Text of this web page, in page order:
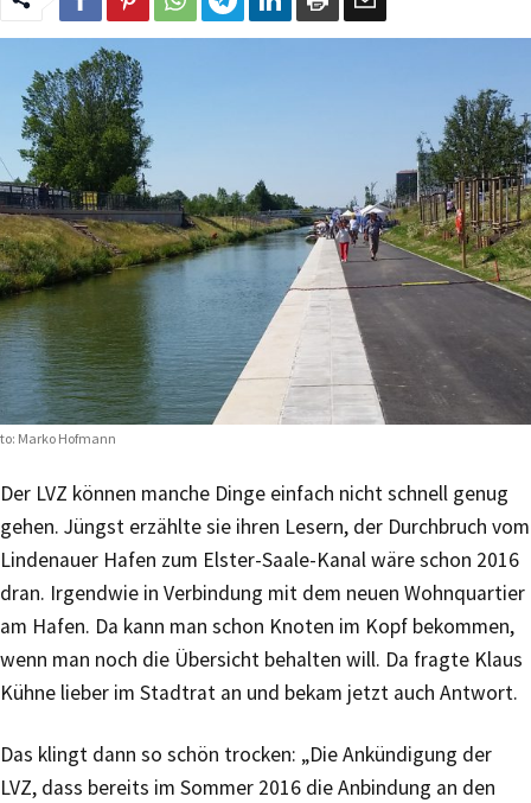
Marko Hofmann
Der LVZ können manche Dinge einfach nicht schnell genug
gehen. Jüngst erzählte sie ihren Lesern, der Durchbruch vom
Lindenauer Hafen zum Elster-Saale-Kanal wäre schon 2016
dran. Irgendwie in Verbindung mit dem neuen Wohnquartier
am Hafen. Da kann man schon Knoten im Kopf bekommen,
wenn man noch die Übersicht behalten will. Da fragte Klaus
Kühne lieber im Stadtrat an und bekam jetzt auch Antwort.
Das klingt dann so schön trocken: „Die Ankündigung der
LVZ, dass bereits im Sommer 2016 die Anbindung an den